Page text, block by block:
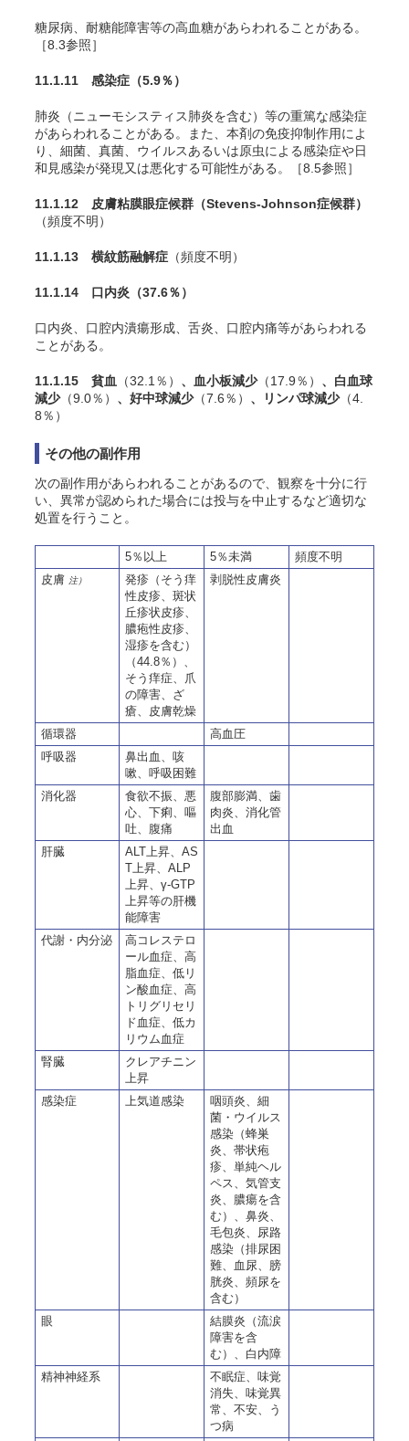
糖尿病、耐糖能障害等の高血糖があらわれることがある。
［8.3参照］
11.1.11 感染症 （5.9％）
肺炎（ニューモシスティス肺炎を含む）等の重篤な感染症
があらわれることがある。また、本剤の免疫抑制作用によ
り、細菌、真菌、ウイルスあるいは原虫による感染症や日
和見感染が発現又は悪化する可能性がある。［8.5参照］
11.1.12 皮膚粘膜眼症候群（Stevens-Johnson症候群）
（頻度不明）
11.1.13 横紋筋融解症 （頻度不明）
11.1.14 口内炎 （37.6％）
口内炎、口腔内潰瘍形成、舌炎、口腔内痛等があらわれる
ことがある。
11.1.15 貧血 （32.1％） 、血小板減少（17.9％） 、白血球
減少（9.0％） 、好中球減少（7.6％） 、リンパ球減少（4.
8％）
その他の副作用
次の副作用があらわれることがあるので、観察を十分に行
い、異常が認められた場合には投与を中止するなど適切な
処置を行うこと。
5％以上 5％未満
頻度不明
皮膚 注）
発疹（そう痒
性皮疹、斑状
丘疹状皮疹、
膿疱性皮疹、
湿疹を含む）
（44.8％）、
そう痒症、爪
の障害、ざ
瘡、皮膚乾燥
剥脱性皮膚炎
循環器
高血圧
呼吸器
鼻出血、咳
嗽、呼吸困難
消化器
食欲不振、悪
心、下痢、嘔
吐、腹痛
腹部膨満、歯
肉炎、消化管
出血
肝臓
ALT上昇、AS
T上昇、ALP
上昇、γ-GTP
上昇等の肝機
能障害
代謝・内分泌
高コレステロ
ール血症、高
脂血症、低リ
ン酸血症、高
トリグリセリ
ド血症、低カ
リウム血症
腎臓
クレアチニン
上昇
感染症
上気道感染
咽頭炎、細
菌・ウイルス
感染（蜂巣
炎、帯状疱
疹、単純ヘル
ペス、気管支
炎、膿瘍を含
む）、鼻炎、
毛包炎、尿路
感染（排尿困
難、血尿、膀
胱炎、頻尿を
含む）
眼
結膜炎（流涙
障害を含
む）、白内障
精神神経系
不眠症、味覚
消失、味覚異
常、不安、う
つ病